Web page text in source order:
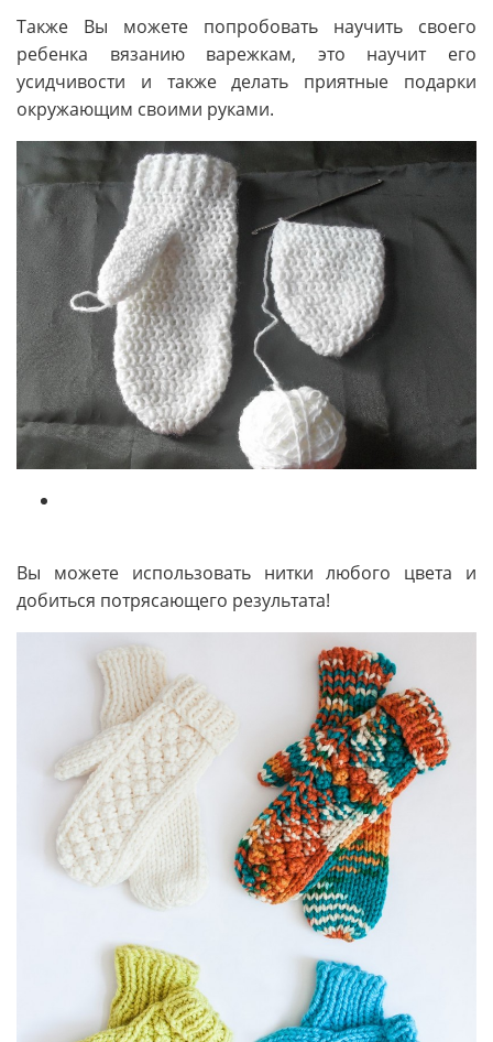
Также Вы можете попробовать научить своего
ребенка вязанию варежкам, это научит его
усидчивости и также делать приятные подарки
окружающим своими руками.
Вы можете использовать нитки любого цвета и
добиться потрясающего результата!